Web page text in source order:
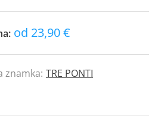
od 23,90 €
znamka: TRE PONTI